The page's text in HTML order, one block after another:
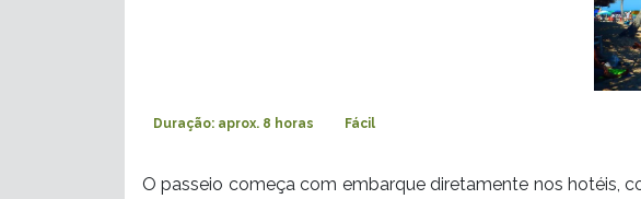
Duração: aprox. 8 horas Fácil
O passeio começa com embarque diretamente nos hotéis,